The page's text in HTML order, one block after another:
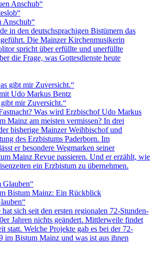
Anschub“
in den deutschsprachigen Bistümern das
Die Mainzer Kirchenmusikerin
spricht über erfüllte und unerfüllte
die Frage, was Gottesdienste heute
Udo Markus Bentz
mir Zuversicht.“
Was wird Erzbischof Udo Markus
Mainz am meisten vermissen? In drei
bisherige Mainzer Weihbischof und
des Erzbistums Paderborn. Im
er besondere Wegmarken seiner
Mainz Revue passieren. Und er erzählt, wie
ein Erzbistum zu übernehmen.
Bistum Mainz: Ein Rückblick
sich seit den ersten regionalen 72-Stunden-
Jahren nichts geändert. Mittlerweile findet
statt. Welche Projekte gab es bei der 72-
im Bistum Mainz und was ist aus ihnen